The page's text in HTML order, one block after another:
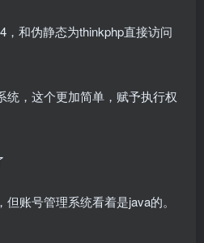
，和伪静态为thinkphp直接访问
统，这个更加简单，赋予执行权
账号管理系统看着是java的。